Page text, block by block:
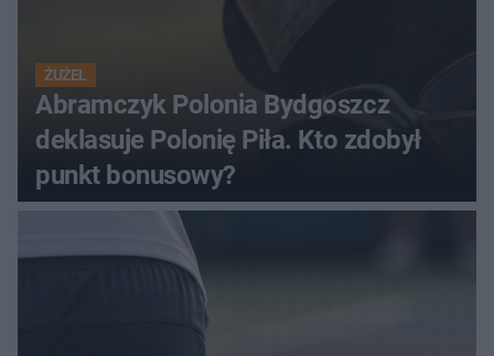
ŻUŻEL
Abramczyk Polonia Bydgoszcz
deklasuje Polonię Piła. Kto zdobył
punkt bonusowy?